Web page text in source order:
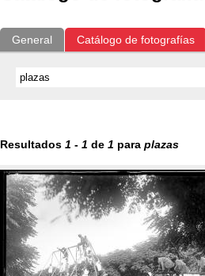
General Catálogo de fotografías
Resultados 1 - 1 de 1 para plazas